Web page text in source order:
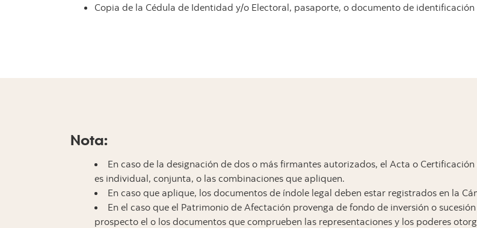
Copia de la Cédula de Identidad y/o Electoral, pasaporte, o documento de
Nota:
En caso de la designación de dos o más firmantes autorizados, el Acta o
es individual, conjunta, o las combinaciones que apliquen.
En caso que aplique, los documentos de índole legal deben estar registrados en la
En el caso que el Patrimonio de Afectación provenga de fondo de inversión o
prospecto el o los documentos que comprueben las representaciones y los poderes